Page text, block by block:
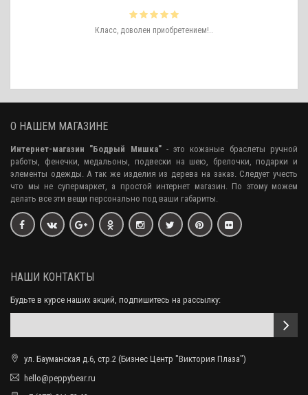
Класс, доволен приобретением!..
О НАШЕМ МАГАЗИНЕ
Интернет-магазин "Бодрый Мишка"- это кожаные браслеты ручной
работы, фенечки, медальоны, подвески на шею, брелочки, подарки и
элементы одежды. А так же изделия из дерева на заказ. Следует учесть
что мы не супермаркет, а простой интернет магазин. По этому можем
делать все эти вещи персонально под ваши габариты.
НАШИ КОНТАКТЫ
Будьте в курсе наших акций, подпишитесь на рассылку:
ул. Бауманская д.6, стр.2 (Бизнес Центр "Виктория Плаза")
hello@peppybear.ru